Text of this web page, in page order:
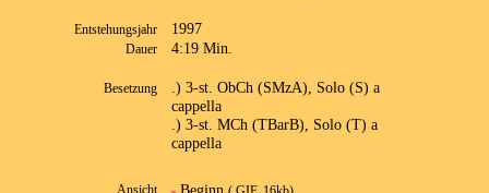
Entstehungsjahr 1997
Dauer 4:19 Min.
Besetzung
.) 3-st. ObCh (SMzA), Solo (S) a
cappella
.) 3-st. MCh (TBarB), Solo (T) a
cappella